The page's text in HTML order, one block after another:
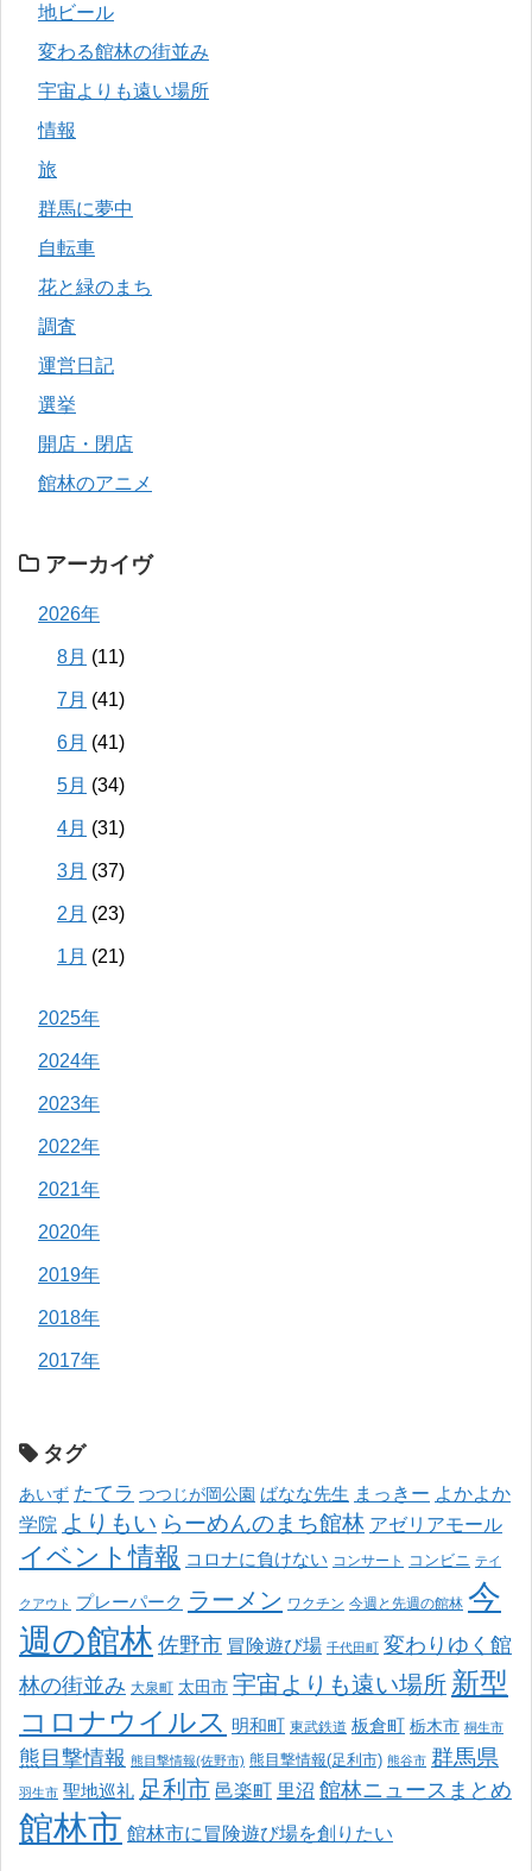
地ビール
変わる館林の街並み
宇宙よりも遠い場所
情報
旅
群馬に夢中
自転車
花と緑のまち
調査
運営日記
選挙
開店・閉店
館林のアニメ
アーカイヴ
2026年
8月 (11)
7月 (41)
6月 (41)
5月 (34)
4月 (31)
3月 (37)
2月 (23)
1月 (21)
2025年
2024年
2023年
2022年
2021年
2020年
2019年
2018年
2017年
タグ
あいず たてラ つつじが岡公園 ばなな先生 まっきー よかよか
学院 よりもい らーめんのまち館林 アゼリアモール
イベント情報 コロナに負けない コンサート コンビニ テイ
クアウト プレーパーク ラーメン ワクチン 今週と先週の館林 今
週の館林 佐野市 冒険遊び場 千代田町
変わりゆく館
林の街並み 大泉町 太田市 宇宙よりも遠い場所 新型
コロナウイルス 明和町 東武鉄道 板倉町 栃木市 桐生市
熊目撃情報 熊目撃情報(佐野市) 熊目撃情報(足利市) 熊谷市 群馬県
羽生市 聖地巡礼 足利市 邑楽町 里沼 館林ニュースまとめ
館林市 館林市に冒険遊び場を創りたい